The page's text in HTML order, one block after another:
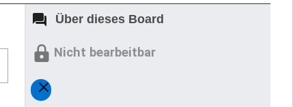
Über dieses Board
Nicht bearbeitbar